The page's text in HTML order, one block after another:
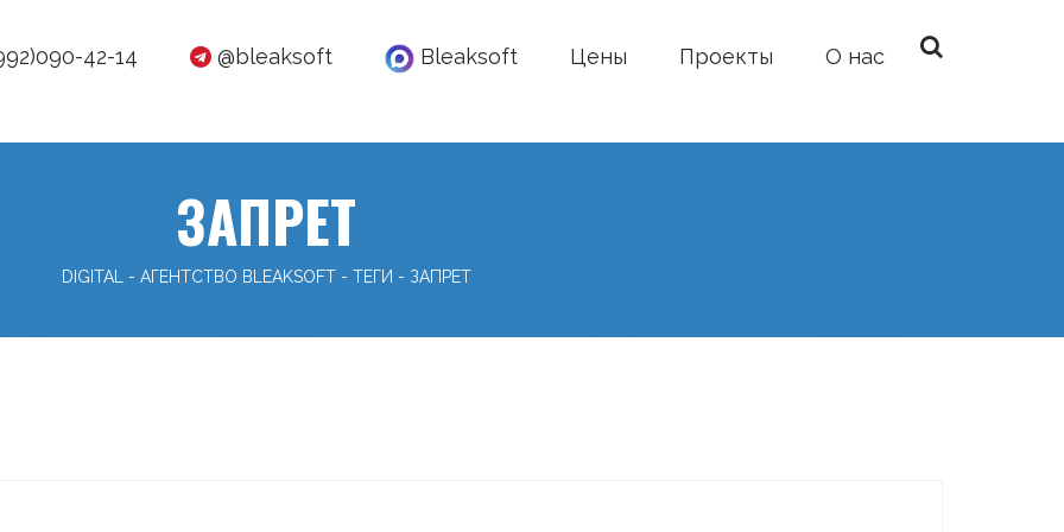
42-14 @bleaksoft Bleaksoft Цены Проекты О нас
ЗАПРЕТ
DIGITAL - АГЕНТСТВО BLEAKSOFT - ТЕГИ - ЗАПРЕТ